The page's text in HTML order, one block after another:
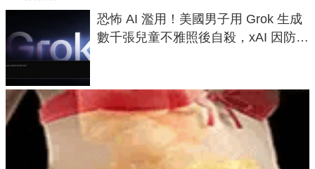
恐怖 AI 濫用！美國男子用 Grok 生成
數千張兒童不雅照後自殺，xAI 因防護